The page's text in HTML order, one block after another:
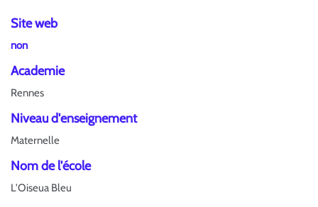
Site web
non
Academie
Rennes
Niveau d'enseignement
Maternelle
Nom de l'école
L'Oiseua Bleu